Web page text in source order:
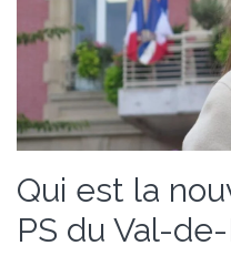
Qui est la
PS du Val-